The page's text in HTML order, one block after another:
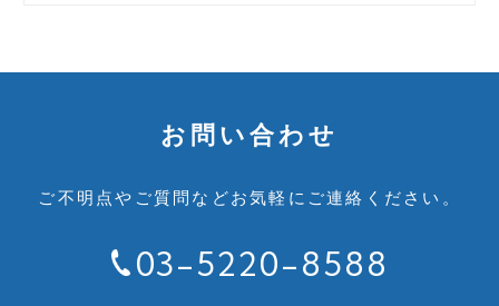
お問い合わせ
ご不明点やご質問などお気軽にご連絡ください。
03-5220-8588